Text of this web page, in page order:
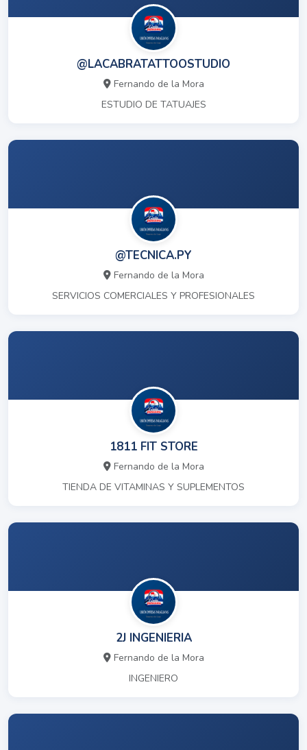
@LACABRATATTOOSTUDIO
Fernando de la Mora
ESTUDIO DE TATUAJES
@TECNICA.PY
Fernando de la Mora
SERVICIOS COMERCIALES Y PROFESIONALES
1811 FIT STORE
Fernando de la Mora
TIENDA DE VITAMINAS Y SUPLEMENTOS
2J INGENIERIA
Fernando de la Mora
INGENIERO